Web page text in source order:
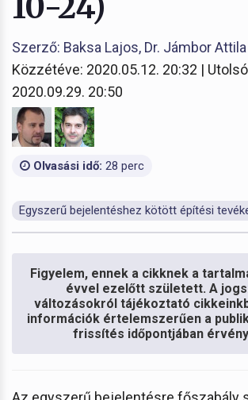
Szerző: Baksa Lajos, Dr. Jámbor Attila
Közzétéve: 2020.05.12. 20:32 |
2020.09.29. 20:50
Olvasási idő: 28 perc
Egyszerű bejelentéshez kötött építési
Figyelem, ennek a cikknek a
évvel ezelőtt született. A
változásokról tájékoztató
információk értelemszerűen a
frissítés időpontjában